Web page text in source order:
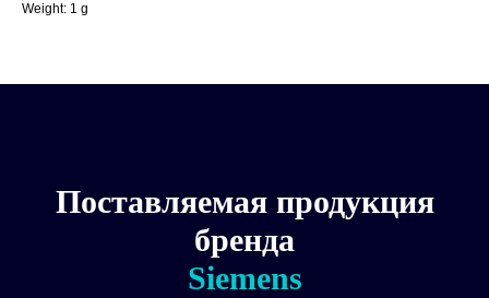
Weight: 1 g
Поставляемая продукция
бренда
Siemens